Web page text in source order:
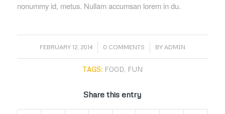
nonummy id, metus. Nullam accumsan lorem in du.
FEBRUARY 12, 2014
/ 0 COMMENTS
/ BY ADMIN
TAGS: FOOD, FUN
Share this entry